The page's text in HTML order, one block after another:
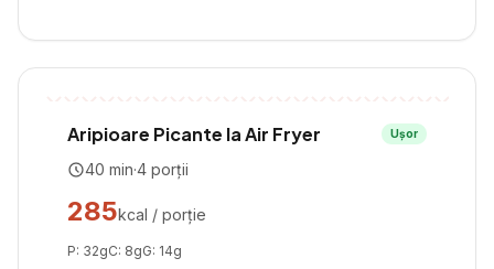
Aripioare Picante la Air Fryer Ușor
40 min·4 porții
285kcal / porție
P: 32gC: 8gG: 14g